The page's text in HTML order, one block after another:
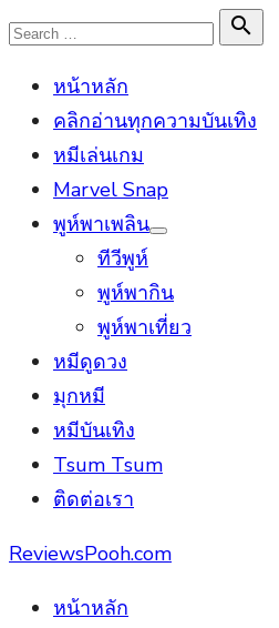
Skip
content
Search

Search
หน้าหลัก
คลิกอ่านทุกความบันเทิง
หมีเล่นเกม
Marvel Snap
พูห์พาเพลิน
Show
ทีวีพูห์
พูห์พากิน
พูห์พาเที่ยว
หมีดูดวง
มุกหมี
หมีบันเทิง
Tsum Tsum
ติดต่อเรา
ReviewsPooh.com
หน้าหลัก